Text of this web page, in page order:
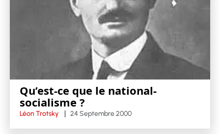
Qu’est-ce que le national-
socialisme ?
Léon Trotsky 24 Septembre 2000